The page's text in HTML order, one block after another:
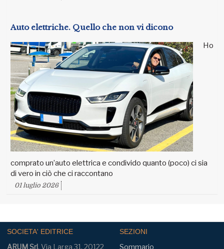
Auto elettriche. Quello che non vi dicono
Ho
comprato un’auto elettrica e condivido quanto (poco) ci sia
di vero in ciò che ci raccontano
01 luglio 2026
SOCIETA' EDITRICE
ARUM Srl, Via Larga 31, 20122
SEZIONI
Sommario